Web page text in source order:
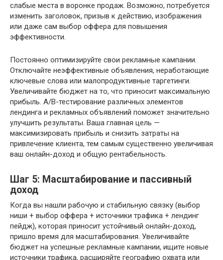
слабые места в воронке продаж. Возможно, потребуется
изменить заголовок, призыв к действию, изображения
или даже сам выбор оффера для повышения
эффективности.
Постоянно оптимизируйте свои рекламные кампании.
Отключайте неэффективные объявления, неработающие
ключевые слова или малопродуктивные таргетинги.
Увеличивайте бюджет на то, что приносит максимальную
прибыль. A/B-тестирование различных элементов
лендинга и рекламных объявлений поможет значительно
улучшить результаты. Ваша главная цель —
максимизировать прибыль и снизить затраты на
привлечение клиента, тем самым существенно увеличивая
ваш онлайн-доход и общую рентабельность.
Шаг 5: Масштабирование и пассивный
доход
Когда вы нашли рабочую и стабильную связку (выбор
ниши + выбор оффера + источники трафика + лендинг
пейдж), которая приносит устойчивый онлайн-доход,
пришло время для масштабирования. Увеличивайте
бюджет на успешные рекламные кампании, ищите новые
источники трафика, расширяйте географию охвата или